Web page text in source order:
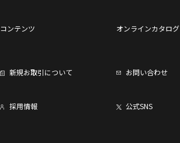
コンテンツ オンラインカタログ
新規お取引について お問い合わせ
採用情報 公式SNS